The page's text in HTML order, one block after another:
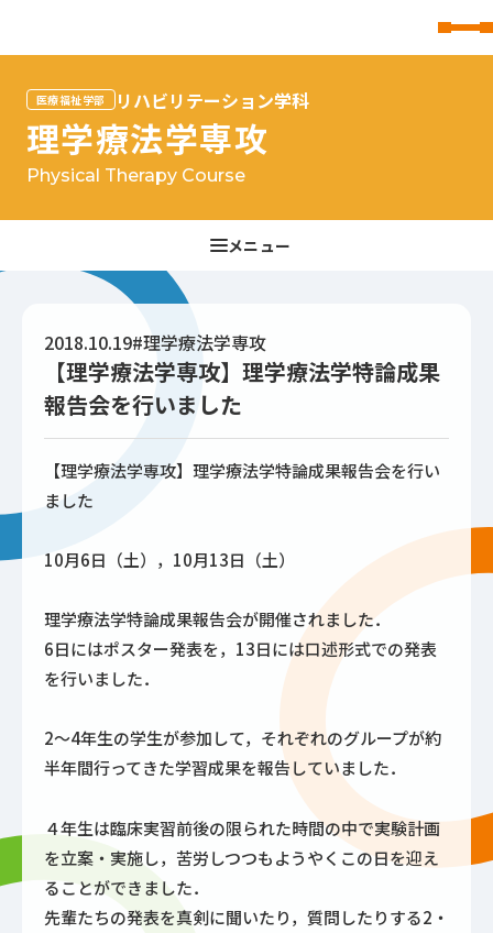
医療福祉学部 リハビリテーション学科
理学療法学専攻
Physical Therapy Course
2018.10.19#理学療法学専攻
【理学療法学専攻】理学療法学特論成果
報告会を行いました
【理学療法学専攻】理学療法学特論成果報告会を行い
ました
10月6日（土），10月13日（土）
理学療法学特論成果報告会が開催されました．
6日にはポスター発表を，13日には口述形式での発表
を行いました．
2～4年生の学生が参加して，それぞれのグループが約
半年間行ってきた学習成果を報告していました．
４年生は臨床実習前後の限られた時間の中で実験計画
を立案・実施し，苦労しつつもようやくこの日を迎え
ることができました．
先輩たちの発表を真剣に聞いたり，質問したりする2・